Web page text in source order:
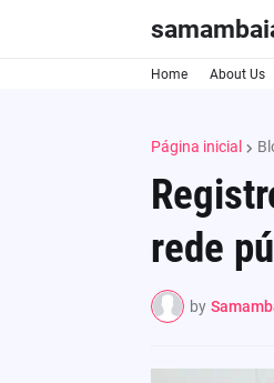
Home About Us
Página inicial
rede
by